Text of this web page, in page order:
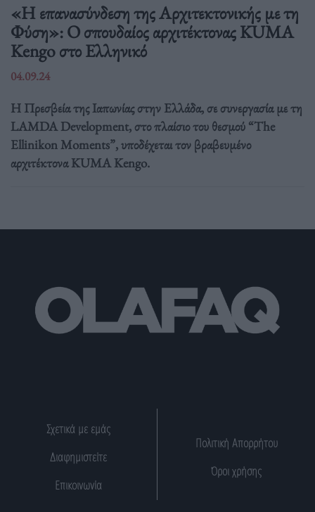
«Η επανασύνδεση της Αρχιτεκτονικής με τη
Φύση»: Ο σπουδαίος αρχιτέκτονας KUMA
Kengo στο Ελληνικό
04.09.24
Η Πρεσβεία της Ιαπωνίας στην Ελλάδα, σε συνεργασία με τη
LAMDA Development, στο πλαίσιο του θεσμού “The
Ellinikon Moments”, υποδέχεται τον βραβευμένο
αρχιτέκτονα KUMA Kengo.
Σχετικά με εμάς
Διαφημιστείτε
Επικοινωνία
Πολιτική Απορρήτου
Όροι χρήσης